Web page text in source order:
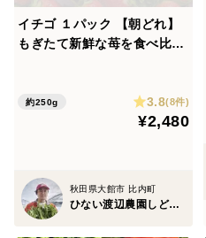
イチゴ １パック 【朝どれ】
もぎたて新鮮な苺を食べ比
約250g 3.8(8件)
¥2,480
秋田県大館市 比内町
ひない渡辺農園しどけ村